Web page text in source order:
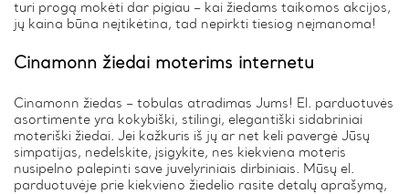
turi progą mokėti dar pigiau – kai žiedams taikomos akcijos,
jų kaina būna neįtikėtina, tad nepirkti tiesiog neįmanoma!
Cinamonn žiedai moterims internetu
Cinamonn žiedas – tobulas atradimas Jums! El. parduotuvės
asortimente yra kokybiški, stilingi, elegantiški sidabriniai
moteriški žiedai. Jei kažkuris iš jų ar net keli pavergė Jūsų
simpatijas, nedelskite, įsigykite, nes kiekviena moteris
nusipelno palepinti save juvelyriniais dirbiniais. Mūsų el.
parduotuvėje prie kiekvieno žiedelio rasite detalų aprašymą,